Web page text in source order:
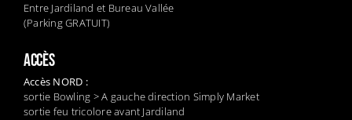
Entre Jardiland et Bureau Vallée
(Parking GRATUIT)
ACCÈS
Accès NORD :
sortie Bowling > A gauche direction Simply Market
sortie feu tricolore avant Jardiland